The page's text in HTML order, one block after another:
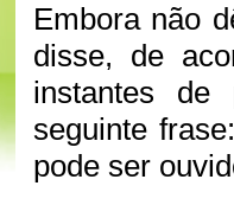
Embora não
disse, de
instantes de
seguinte
pode ser